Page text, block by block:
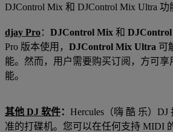
DJControl Mix 和 DJControl Mix Ultra 功
djay Pro： DJControl Mix 和
Pro 版本使用， DJControl Mix Ultra 可
能。然而，用户需要购买订阅，方可享
能。
其他 DJ 软件： Hercules（嗨 酷 乐）
准的打碟机。您可以在任何支持 MIDI